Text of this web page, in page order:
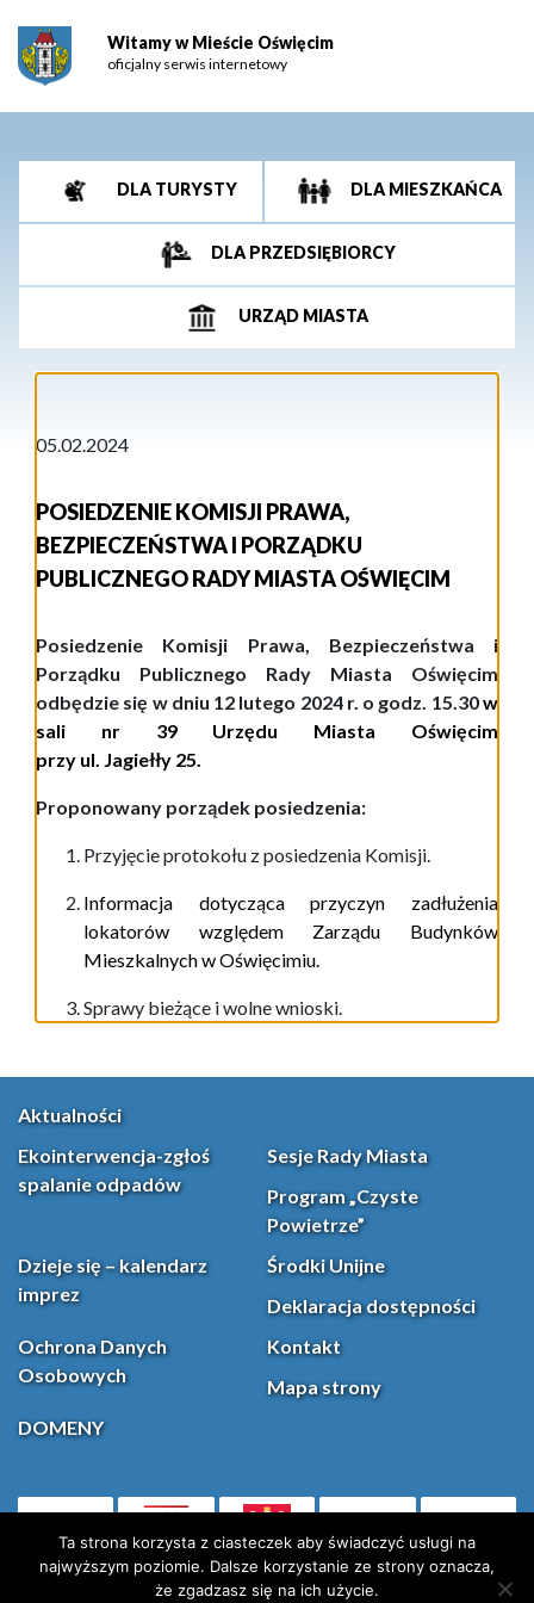
Witamy w Mieście Oświęcim
oficjalny serwis internetowy
DLA TURYSTY DLA MIESZKAŃCA
DLA PRZEDSIĘBIORCY
URZĄD MIASTA
05.02.2024
POSIEDZENIE KOMISJI PRAWA,
BEZPIECZEŃSTWA I PORZĄDKU
PUBLICZNEGO RADY MIASTA OŚWIĘCIM
Posiedzenie Komisji Prawa, Bezpieczeństwa i
Porządku Publicznego Rady Miasta Oświęcim
odbędzie się w dniu 12 lutego 2024 r. o godz. 15.30w
sali nr 39 Urzędu Miasta Oświęcim
przy ul. Jagiełły 25.
Proponowany porządek posiedzenia:
Przyjęcie protokołu z posiedzenia Komisji.
Informacja dotycząca przyczyn zadłużenia
lokatorów względem Zarządu Budynków
Mieszkalnych w Oświęcimiu.
Sprawy bieżące i wolne wnioski.
Aktualności
Ekointerwencja-zgłoś
spalanie odpadów
Sesje Rady Miasta
Program „Czyste
Powietrze”
Dzieje się – kalendarz
imprez
Środki Unijne
Deklaracja dostępności
Ochrona Danych
Osobowych
Kontakt
Mapa strony
DOMENY
(otwiera się w nowej karcie)Facebook
Ta strona korzysta z ciasteczek aby świadczyć usługi na
najwyższym poziomie. Dalsze korzystanie ze strony oznacza,
że zgadzasz się na ich użycie.